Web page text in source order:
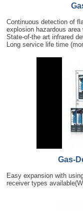
Continuous detection of
explosion hazardous
State-of-the art infrared
Long service life time
Gas-
Easy expansion with
receiver types